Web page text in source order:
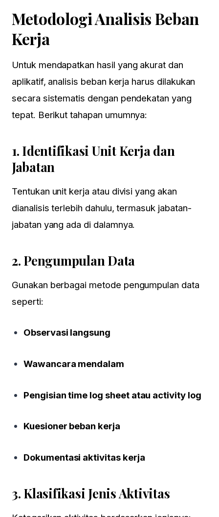
Metodologi Analisis Beban
Kerja
Untuk mendapatkan hasil yang akurat dan
aplikatif, analisis beban kerja harus dilakukan
secara sistematis dengan pendekatan yang
tepat. Berikut tahapan umumnya:
1. Identifikasi Unit Kerja dan
Jabatan
Tentukan unit kerja atau divisi yang akan
dianalisis terlebih dahulu, termasuk jabatan-
jabatan yang ada di dalamnya.
2. Pengumpulan Data
Gunakan berbagai metode pengumpulan data
seperti:
Observasi langsung
Wawancara mendalam
Pengisian time log sheet atau activity log
Kuesioner beban kerja
Dokumentasi aktivitas kerja
3. Klasifikasi Jenis Aktivitas